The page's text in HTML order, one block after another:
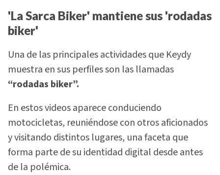
'La Sarca Biker' mantiene sus 'rodadas
biker'
Una de las principales actividades que Keydy
muestra en sus perfiles son las llamadas
“rodadas biker”.
En estos videos aparece conduciendo
motocicletas, reuniéndose con otros aficionados
y visitando distintos lugares, una faceta que
forma parte de su identidad digital desde antes
de la polémica.